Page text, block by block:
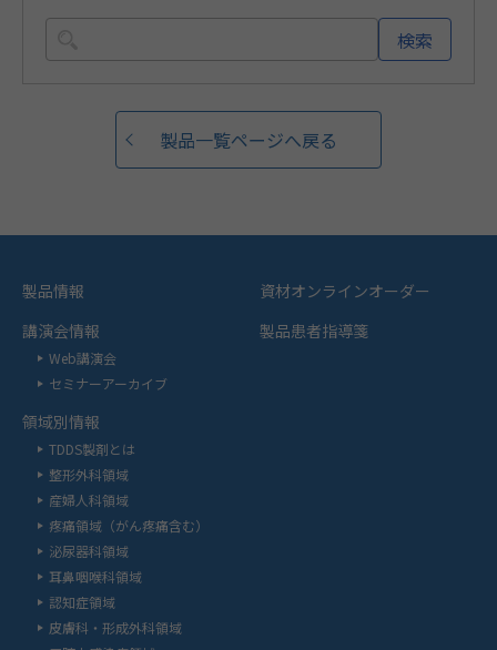
検索
製品一覧ページへ戻る
製品情報
講演会情報
Web講演会
セミナーアーカイブ
領域別情報
TDDS製剤とは
整形外科領域
産婦人科領域
疼痛領域（がん疼痛含む）
泌尿器科領域
耳鼻咽喉科領域
認知症領域
皮膚科・形成外科領域
資材オンラインオーダー
製品患者指導箋